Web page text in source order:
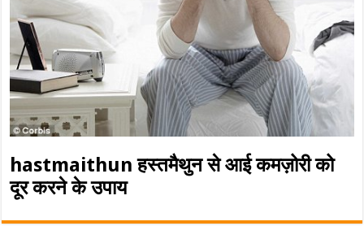
hastmaithun हस्तमैथुन से आई कमज़ोरी को
दूर करने के उपाय